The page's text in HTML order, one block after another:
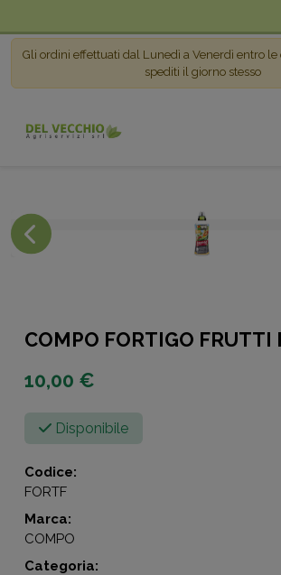
Gli ordini effettuati dal Lunedì a Venerdì entro
spediti il giorno stesso
COMPO FORTIGO FRUTTI
10,00 €
Disponibile
Codice:
FORTF
Marca:
COMPO
Categoria: